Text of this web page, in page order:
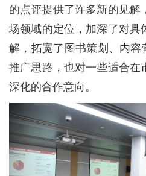
的点评提供了许多新的见解
场领域的定位，加深了对具
解，拓宽了图书策划、内容
推广思路，也对一些适合在
深化的合作意向。